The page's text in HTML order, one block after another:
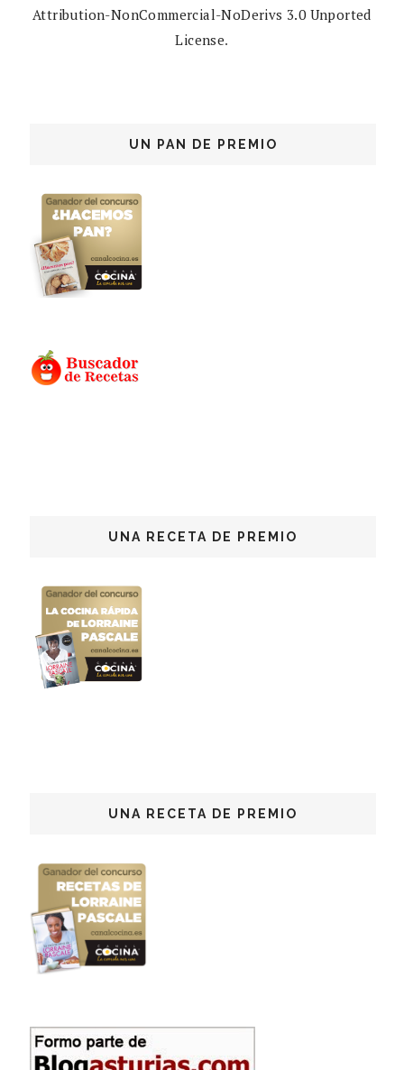
Attribution-NonCommercial-NoDerivs 3.0 Unported
License.
UN PAN DE PREMIO
UNA RECETA DE PREMIO
UNA RECETA DE PREMIO